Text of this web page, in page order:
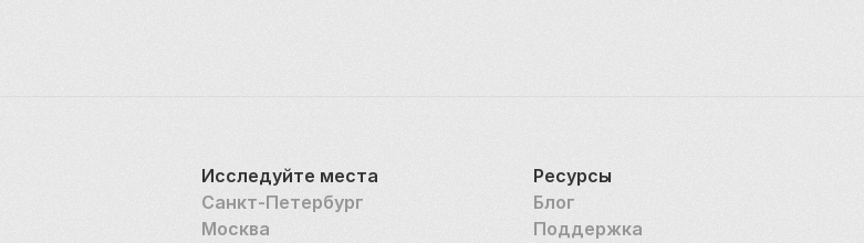
Исследуйте места
Санкт-Петербург
Москва
Ресурсы
Блог
Поддержка